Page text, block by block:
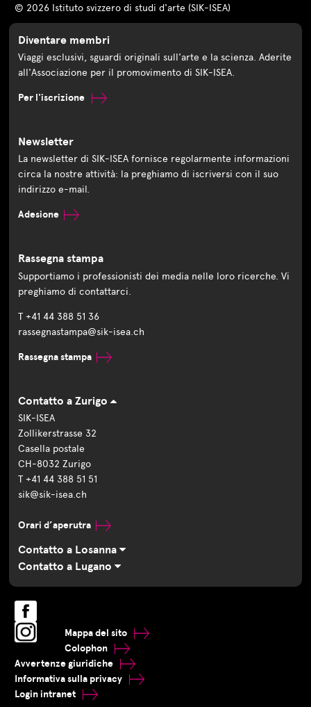
© 2026 Istituto svizzero di studi d'arte (SIK-ISEA)
Diventare membri
Viaggi esclusivi, sguardi originali sull'arte e la scienza. Aderite
all'Associazione per il promovimento di SIK-ISEA.
Per l'iscrizione
Newsletter
La newsletter di SIK-ISEA fornisce regolarmente informazioni
circa la nostre attività: la preghiamo di iscriversi con il suo
indirizzo e-mail.
Adesione
Rassegna stampa
Supportiamo i professionisti dei media nelle loro ricerche. Vi
preghiamo di contattarci.
T +41 44 388 51 36
rassegnastampa@sik-isea.ch
Rassegna stampa
Contatto a Zurigo
SIK-ISEA
Zollikerstrasse 32
Casella postale
CH-8032 Zurigo
T +41 44 388 51 51
sik@sik-isea.ch
Orari d’aperutra
Contatto a Losanna
Contatto a Lugano
Mappa del sito
Colophon
Avvertenze giuridiche
Informativa sulla privacy
Login intranet